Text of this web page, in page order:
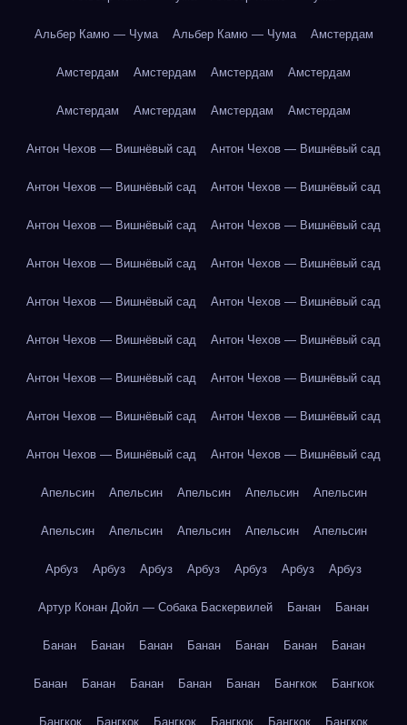
Альбер Камю — Чума Альбер Камю — Чума Амстердам
Амстердам Амстердам Амстердам Амстердам
Амстердам Амстердам Амстердам Амстердам
Антон Чехов — Вишнёвый сад Антон Чехов — Вишнёвый сад
Антон Чехов — Вишнёвый сад Антон Чехов — Вишнёвый сад
Антон Чехов — Вишнёвый сад Антон Чехов — Вишнёвый сад
Антон Чехов — Вишнёвый сад Антон Чехов — Вишнёвый сад
Антон Чехов — Вишнёвый сад Антон Чехов — Вишнёвый сад
Антон Чехов — Вишнёвый сад Антон Чехов — Вишнёвый сад
Антон Чехов — Вишнёвый сад Антон Чехов — Вишнёвый сад
Антон Чехов — Вишнёвый сад Антон Чехов — Вишнёвый сад
Антон Чехов — Вишнёвый сад Антон Чехов — Вишнёвый сад
Апельсин Апельсин Апельсин Апельсин Апельсин
Апельсин Апельсин Апельсин Апельсин Апельсин
Арбуз Арбуз Арбуз Арбуз Арбуз Арбуз Арбуз
Артур Конан Дойл — Собака Баскервилей Банан Банан
Банан Банан Банан Банан Банан Банан Банан
Банан Банан Банан Банан Банан Бангкок Бангкок
Бангкок Бангкок Бангкок Бангкок Бангкок Бангкок